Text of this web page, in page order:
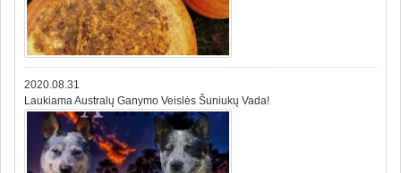
2020.08.31
Laukiama Australų Ganymo Veislės Šuniukų Vada!